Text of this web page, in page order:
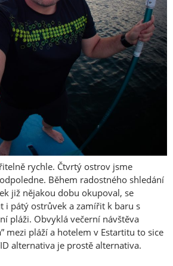
rychle. Čtvrtý ostrov jsme
Během radostného shledání
již nějakou dobu okupoval, se
i pátý ostrůvek a zamířit k baru s
pláži. Obvyklá večerní návštěva
mezi pláží a hotelem v Estartitu to sice
alternativa je prostě alternativa.